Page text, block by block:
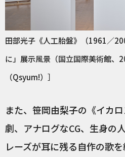
田部光子《人工胎盤》（1961／
に」展示風景（国立国際美術館、
（Qsyum!）］
また、笹岡由梨子の《イカ
劇、アナログなCG、生身の
レーズが耳に残る自作の歌